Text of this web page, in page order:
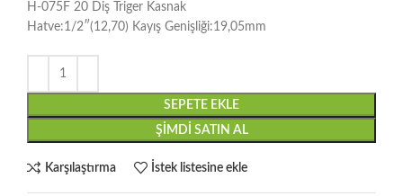
H-075F 20 Diş Triger Kasnak
Hatve:1/2″(12,70) Kayış Genişliği:19,05mm
SEPETE EKLE
ŞIMDI SATIN AL
Karşılaştırma İstek listesine ekle